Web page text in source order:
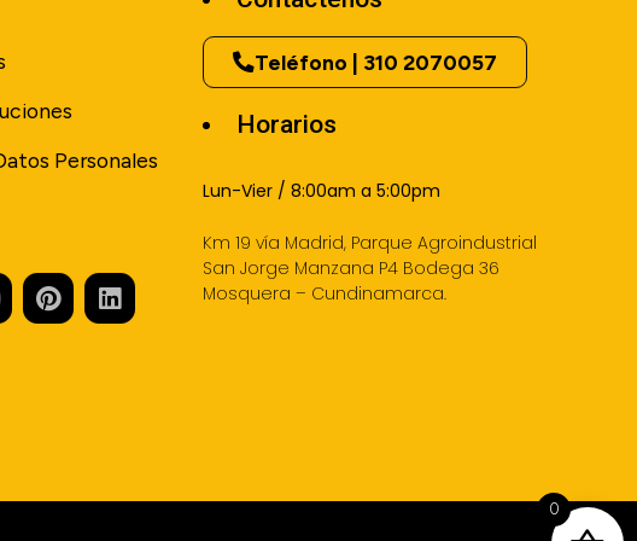
Personales
Teléfono | 310 2070057
Horarios
Lun-Vier / 8:00am a 5:00pm
Km 19 vía Madrid, Parque Agroindustrial
San Jorge Manzana P4 Bodega 36
Mosquera – Cundinamarca.
0